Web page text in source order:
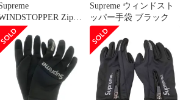
Zip
L
Supreme ウィンドスト
ッパー手袋 ブラック